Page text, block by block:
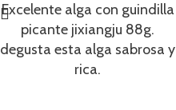
Excelente alga con guindilla
picante jixiangju 88g.
degusta esta alga sabrosa y
rica.